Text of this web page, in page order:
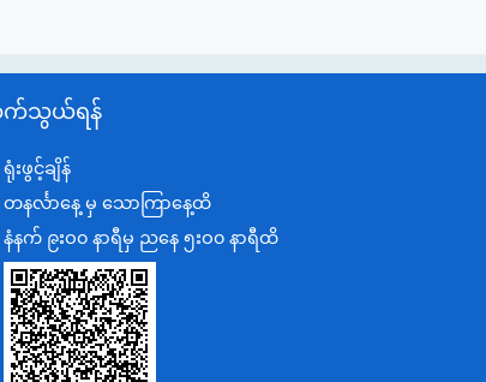
သွယ်ရန်
ရုံးဖွင့်ချိန်
တနင်္လာနေ့ မှ သောကြာနေ့ထိ
နံနက် ၉းဝ၀ နာရီမှ ညနေ ၅းဝ၀ နာရီထိ